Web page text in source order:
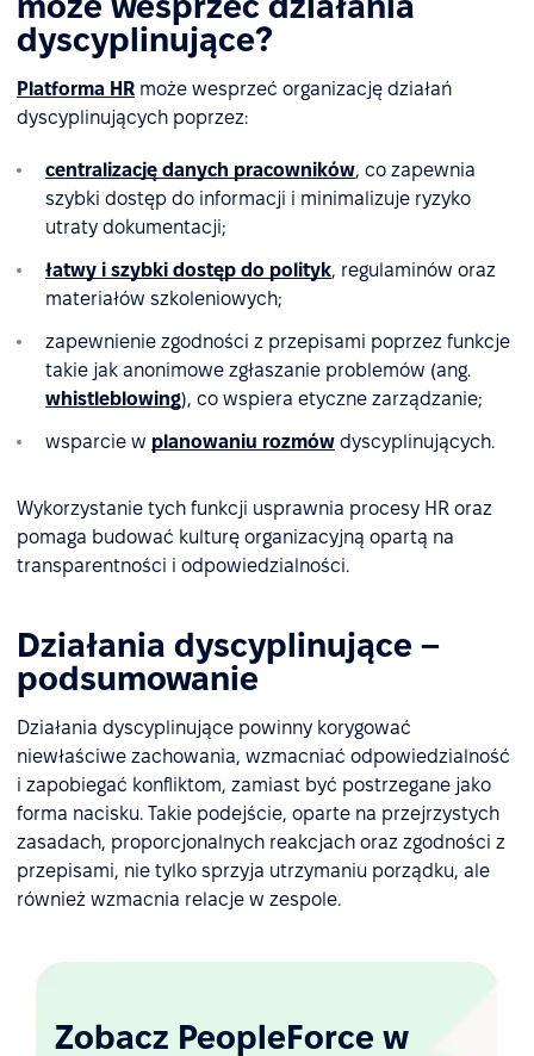
dyscyplinujące?
Platforma HR może wesprzeć organizację działań
dyscyplinujących poprzez:
centralizację danych pracowników, co zapewnia
szybki dostęp do informacji i minimalizuje ryzyko
utraty dokumentacji;
łatwy i szybki dostęp do polityk, regulaminów oraz
materiałów szkoleniowych;
zapewnienie zgodności z przepisami poprzez funkcje
takie jak anonimowe zgłaszanie problemów (ang.
whistleblowing), co wspiera etyczne zarządzanie;
wsparcie w planowaniu rozmów dyscyplinujących.
Wykorzystanie tych funkcji usprawnia procesy HR oraz
pomaga budować kulturę organizacyjną opartą na
transparentności i odpowiedzialności.
Działania dyscyplinujące –
podsumowanie
Działania dyscyplinujące powinny korygować
niewłaściwe zachowania, wzmacniać odpowiedzialność
i zapobiegać konfliktom, zamiast być postrzegane jako
forma nacisku. Takie podejście, oparte na przejrzystych
zasadach, proporcjonalnych reakcjach oraz zgodności z
przepisami, nie tylko sprzyja utrzymaniu porządku, ale
również wzmacnia relacje w zespole.
Zobacz PeopleForce w